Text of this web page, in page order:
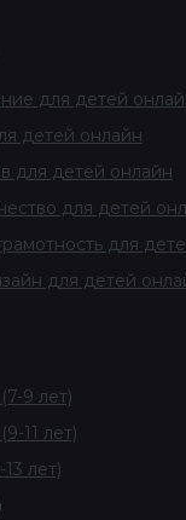
9 лет)
лет)
11 лет)
для детей
детей онлайн
для детей онлайн
для детей
для
для детей